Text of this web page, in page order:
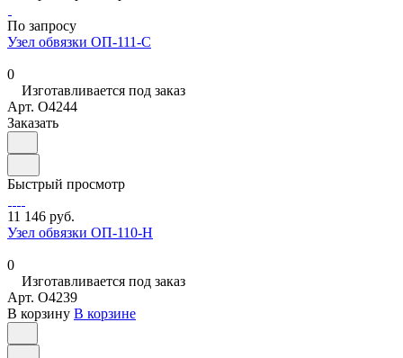
По запросу
Узел обвязки ОП-111-С
0
Изготавливается под заказ
Арт. O4244
Заказать
Быстрый просмотр
11 146 руб.
Узел обвязки ОП-110-Н
0
Изготавливается под заказ
Арт. O4239
В корзину В корзине